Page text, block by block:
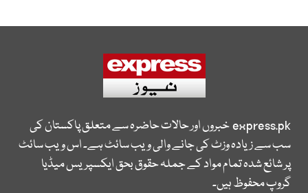
express.pkخبروں اور حالات حاضرہ سے متعلق پاکستان کی
سب سے زیادہ وزٹ کی جانے والی ویب سائٹ ہے۔ اس ویب سائٹ
پر شائع شدہ تمام مواد کے جملہ حقوق بحق ایکسپریس میڈیا
گروپ محفوظ ہیں۔